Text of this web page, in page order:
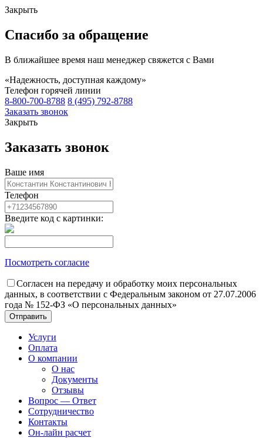
Закрыть
Спасибо за обращение
В ближайшее время наш менеджер свяжется с Вами
«Надежность, доступная каждому»
Телефон горячей линии
8-800-700-8788 8 (495) 792-8788
Заказать звонок
Закрыть
Заказать звонок
Ваше имя
Телефон
Введите код с картинки:
Посмотреть согласие
Согласен на передачу и обработку моих персональных
данных, в соответствии с Федеральным законом от 27.07.2006
года № 152-ФЗ «О персональных данных»
Отправить
Услуги
Оплата
О компании
О нас
Документы
Отзывы
Вопрос — Ответ
Сотрудничество
Контакты
Он-лайн расчет